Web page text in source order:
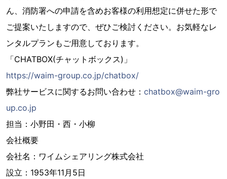
ん、消防署への申請を含めお客様の利用想定に併せた形で
ご提案いたしますので、ぜひご検討ください。お気軽なレ
ンタルプランもご用意しております。
「CHATBOX(チャットボックス)」
https://waim-group.co.jp/chatbox/
弊社サービスに関するお問い合わせ： chatbox@waim-gro
up.co.jp
担当：小野田・西・小柳
会社概要
会社名：ワイムシェアリング株式会社
設立：1953年11月5日